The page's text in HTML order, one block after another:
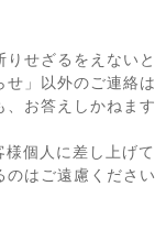
せざるをえない
」以外のご連絡
お答えしかねます
個人に差し上げて
はご遠慮ください